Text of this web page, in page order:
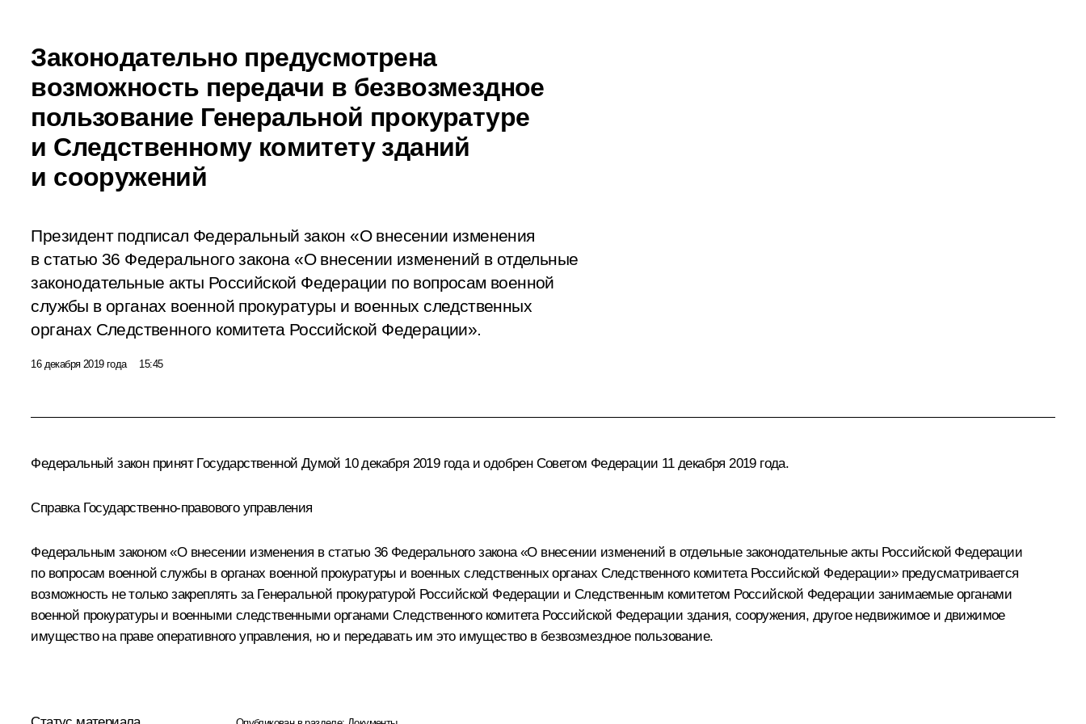
Законодательно предусмотрена
возможность передачи в безвозмездное
пользование Генеральной прокуратуре
и Следственному комитету зданий
и сооружений
Президент подписал Федеральный закон «О внесении изменения
в статью 36 Федерального закона «О внесении изменений в отдельные
законодательные акты Российской Федерации по вопросам военной
службы в органах военной прокуратуры и военных следственных
органах Следственного комитета Российской Федерации».
16 декабря 2019 года 15:45
Федеральный закон принят Государственной Думой 10 декабря 2019 года и одобрен Советом Федерации 11 декабря 2019 года.
Справка Государственно-правового управления
Федеральным законом «О внесении изменения в статью 36 Федерального закона «О внесении изменений в отдельные законодательные акты Российской Федерации
по вопросам военной службы в органах военной прокуратуры и военных следственных органах Следственного комитета Российской Федерации» предусматривается
возможность не только закреплять за Генеральной прокуратурой Российской Федерации и Следственным комитетом Российской Федерации занимаемые органами
военной прокуратуры и военными следственными органами Следственного комитета Российской Федерации здания, сооружения, другое недвижимое и движимое
имущество на праве оперативного управления, но и передавать им это имущество в безвозмездное пользование.